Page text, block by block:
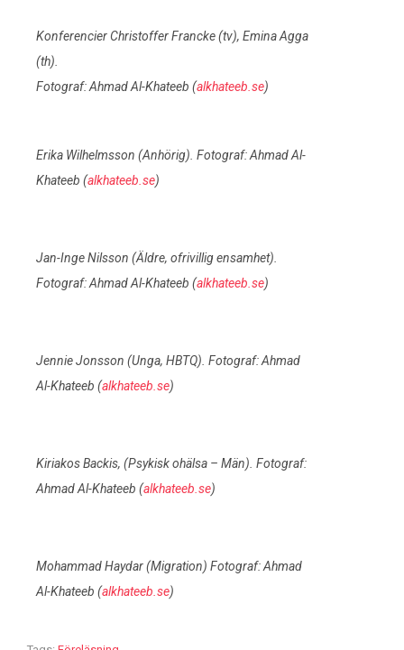
Konferencier Christoffer Francke (tv), Emina Agga
(th).
Fotograf: Ahmad Al-Khateeb (alkhateeb.se)
Erika Wilhelmsson (Anhörig). Fotograf: Ahmad Al-
Khateeb (alkhateeb.se)
Jan-Inge Nilsson (Äldre, ofrivillig ensamhet).
Fotograf: Ahmad Al-Khateeb (alkhateeb.se)
Jennie Jonsson (Unga, HBTQ). Fotograf: Ahmad
Al-Khateeb (alkhateeb.se)
Kiriakos Backis, (Psykisk ohälsa – Män). Fotograf:
Ahmad Al-Khateeb (alkhateeb.se)
Mohammad Haydar (Migration) Fotograf: Ahmad
Al-Khateeb (alkhateeb.se)